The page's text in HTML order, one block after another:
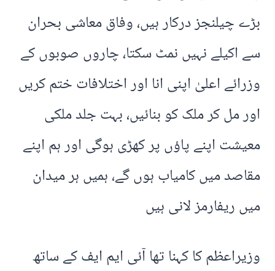
بڑے چیلنجز درکار ہیں، وفاق معاشی بحران
سے اکیلے نہیں نمٹ سکتا، چاروں صوبوں کے
وزرائے اعلیٰ اپنی انا اور اختلافات ختم کریں
اور مل کر ملک کو بنائیں، بہت جلد ملکی
معیشت اپنے پاؤں پر کھڑی ہوگی اور ہم اپنے
مقاصد میں کامیاب ہوں گے، ہمیں ہر میدان
میں ریفارمز لانی ہیں
وزیراعظم کا کہنا تھا آئی ایم ایف کے ساتھ